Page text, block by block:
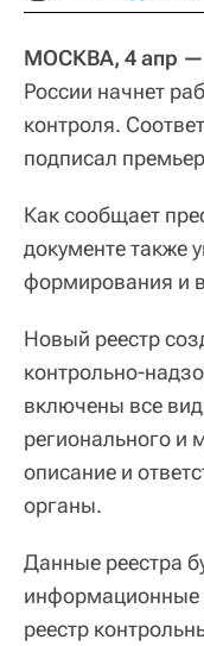
МОСКВА, 4 апр
России начнет
контроля.
подписал
Как сообщает
документе также
формирования и
Новый реестр
контрольно-
включены все
регионального и
описание и
органы.
Данные реестра
информационные
реестр